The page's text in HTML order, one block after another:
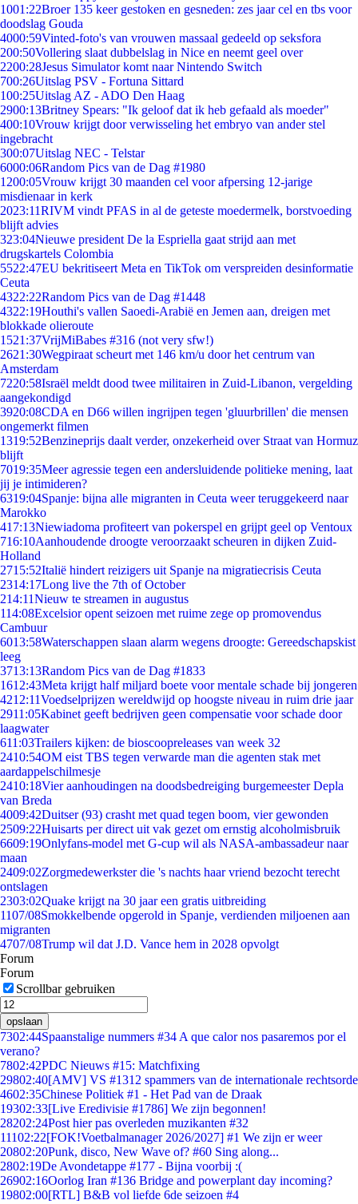
1001:22Broer 135 keer gestoken en gesneden: zes jaar cel en tbs voor
doodslag Gouda
4000:59Vinted-foto's van vrouwen massaal gedeeld op seksfora
200:50Vollering slaat dubbelslag in Nice en neemt geel over
2200:28Jesus Simulator komt naar Nintendo Switch
700:26Uitslag PSV - Fortuna Sittard
100:25Uitslag AZ - ADO Den Haag
2900:13Britney Spears: "Ik geloof dat ik heb gefaald als moeder"
400:10Vrouw krijgt door verwisseling het embryo van ander stel
ingebracht
300:07Uitslag NEC - Telstar
6000:06Random Pics van de Dag #1980
1200:05Vrouw krijgt 30 maanden cel voor afpersing 12-jarige
misdienaar in kerk
2023:11RIVM vindt PFAS in al de geteste moedermelk, borstvoeding
blijft advies
323:04Nieuwe president De la Espriella gaat strijd aan met
drugskartels Colombia
5522:47EU bekritiseert Meta en TikTok om verspreiden desinformatie
Ceuta
4322:22Random Pics van de Dag #1448
4322:19Houthi's vallen Saoedi-Arabië en Jemen aan, dreigen met
blokkade olieroute
1521:37VrijMiBabes #316 (not very sfw!)
2621:30Wegpiraat scheurt met 146 km/u door het centrum van
Amsterdam
7220:58Israël meldt dood twee militairen in Zuid-Libanon, vergelding
aangekondigd
3920:08CDA en D66 willen ingrijpen tegen 'gluurbrillen' die mensen
ongemerkt filmen
1319:52Benzineprijs daalt verder, onzekerheid over Straat van Hormuz
blijft
7019:35Meer agressie tegen een andersluidende politieke mening, laat
jij je intimideren?
6319:04Spanje: bijna alle migranten in Ceuta weer teruggekeerd naar
Marokko
417:13Niewiadoma profiteert van pokerspel en grijpt geel op Ventoux
716:10Aanhoudende droogte veroorzaakt scheuren in dijken Zuid-
Holland
2715:52Italië hindert reizigers uit Spanje na migratiecrisis Ceuta
2314:17Long live the 7th of October
214:11Nieuw te streamen in augustus
114:08Excelsior opent seizoen met ruime zege op promovendus
Cambuur
6013:58Waterschappen slaan alarm wegens droogte: Gereedschapskist
leeg
3713:13Random Pics van de Dag #1833
1612:43Meta krijgt half miljard boete voor mentale schade bij jongeren
4212:11Voedselprijzen wereldwijd op hoogste niveau in ruim drie jaar
2911:05Kabinet geeft bedrijven geen compensatie voor schade door
laagwater
611:03Trailers kijken: de bioscoopreleases van week 32
2410:54OM eist TBS tegen verwarde man die agenten stak met
aardappelschilmesje
2410:18Vier aanhoudingen na doodsbedreiging burgemeester Depla
van Breda
4009:42Duitser (93) crasht met quad tegen boom, vier gewonden
2509:22Huisarts per direct uit vak gezet om ernstig alcoholmisbruik
6609:19Onlyfans-model met G-cup wil als NASA-ambassadeur naar
maan
2409:02Zorgmedewerkster die 's nachts haar vriend bezocht terecht
ontslagen
2303:02Quake krijgt na 30 jaar een gratis uitbreiding
1107/08Smokkelbende opgerold in Spanje, verdienden miljoenen aan
migranten
4707/08Trump wil dat J.D. Vance hem in 2028 opvolgt
Forum
Forum
Scrollbar gebruiken
opslaan
7302:44Spaanstalige nummers #34 A que calor nos pasaremos por el
verano?
7802:42PDC Nieuws #15: Matchfixing
29802:40[AMV] VS #1312 spammers van de internationale rechtsorde
4602:35Chinese Politiek #1 - Het Pad van de Draak
19302:33[Live Eredivisie #1786] We zijn begonnen!
28202:24Post hier pas overleden muzikanten #32
11102:22[FOK!Voetbalmanager 2026/2027] #1 We zijn er weer
20802:20Punk, disco, New Wave of? #60 Sing along...
2802:19De Avondetappe #177 - Bijna voorbij :(
26902:16Oorlog Iran #136 Bridge and powerplant day incoming?
19802:00[RTL] B&B vol liefde 6de seizoen #4